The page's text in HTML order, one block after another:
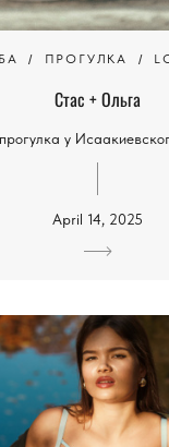
ПРОГУЛКА
Стас + Ольга
у
April 14, 2025